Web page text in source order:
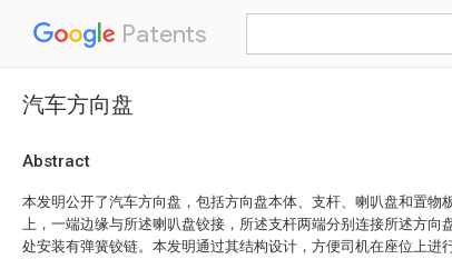
Patents
汽车方向盘
Abstract
本发明公开了汽车方向盘，包括方向盘本体、支杆、喇叭盘和置物
上，一端边缘与所述喇叭盘铰接，所述支杆两端分别连接所述方向
处安装有弹簧铰链。本发明通过其结构设计，方便司机在座位上进